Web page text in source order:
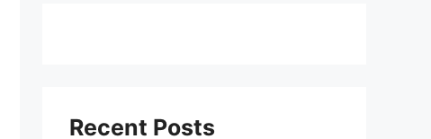
Recent Posts